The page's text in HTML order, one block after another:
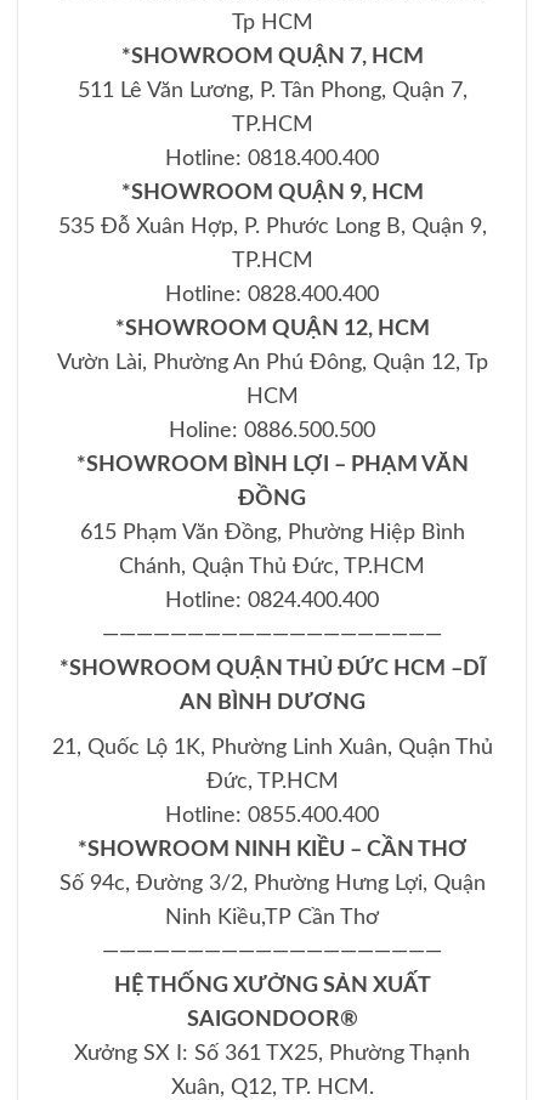
Tp HCM
*SHOWROOM QUẬN 7, HCM
511 Lê Văn Lương, P. Tân Phong, Quận 7,
TP.HCM
Hotline: 0818.400.400
*SHOWROOM QUẬN 9, HCM
535 Đỗ Xuân Hợp, P. Phước Long B, Quận 9,
TP.HCM
Hotline: 0828.400.400
*SHOWROOM QUẬN 12, HCM
Vườn Lài, Phường An Phú Đông, Quận 12, Tp
HCM
Holine: 0886.500.500
*SHOWROOM BÌNH LỢI – PHẠM VĂN
ĐỒNG
615 Phạm Văn Đồng, Phường Hiệp Bình
Chánh, Quận Thủ Đức, TP.HCM
Hotline: 0824.400.400
————————————————————
*SHOWROOM QUẬN THỦ ĐỨC HCM –DĨ
AN BÌNH DƯƠNG
21, Quốc Lộ 1K, Phường Linh Xuân, Quận Thủ
Đức, TP.HCM
Hotline: 0855.400.400
*SHOWROOM NINH KIỀU – CẦN THƠ
Số 94c, Đường 3/2, Phường Hưng Lợi, Quận
Ninh Kiều,TP Cần Thơ
————————————————————
HỆ THỐNG XƯỞNG SẢN XUẤT
SAIGONDOOR®
Xưởng SX I: Số 361 TX25, Phường Thạnh
Xuân, Q12, TP. HCM.